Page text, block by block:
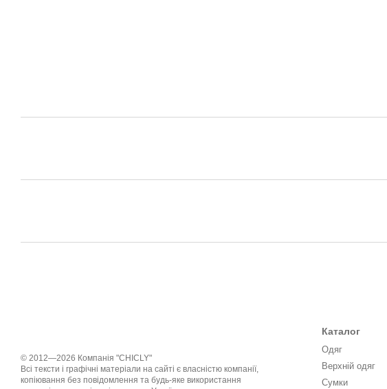
© 2012—2026 Компанія "CHICLY"
Всі тексти і графічні матеріали на сайті є власністю компанії,
копіювання без повідомлення та будь-яке використання
Каталог
Одяг
Верхній одяг
Сумки